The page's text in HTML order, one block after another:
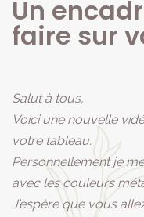
Un
faire sur
Salut à tous,
Voici une nouvelle
votre tableau.
Personnellement je
avec les couleurs
J’espère que vous